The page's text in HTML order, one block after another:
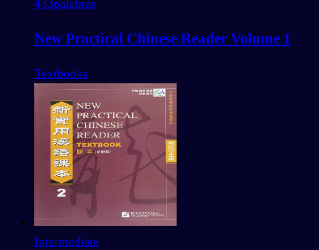
433palabras
New Practical Chinese Reader Volume 1
Textbooks
Intermediate